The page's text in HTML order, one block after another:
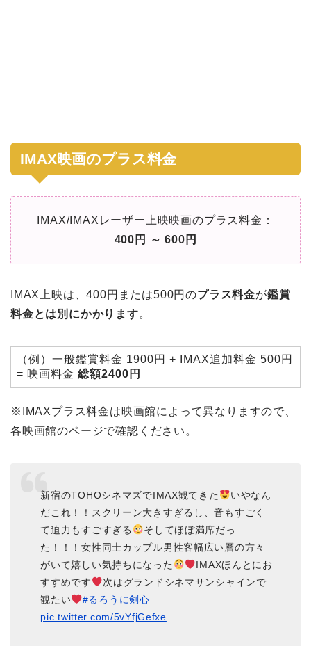
IMAX映画のプラス料金
IMAX/IMAXレーザー上映映画のプラス料金：
400円 ～ 600円
IMAX上映は、400円または500円のプラス料金が鑑賞
料金とは別にかかります。
（例）一般鑑賞料金 1900円 + IMAX追加料金 500円
= 映画料金 総額2400円
※IMAXプラス料金は映画館によって異なりますので、
各映画館のページで確認ください。
新宿のTOHOシネマズでIMAX観てきた
いやなん
だこれ！！スクリーン大きすぎるし、音もすごく
て迫力もすごすぎる
そしてほぼ満席だっ
た！！！女性同士カップル男性客幅広い層の方々
がいて嬉しい気持ちになった
IMAXほんとにお
すすめです
次はグランドシネマサンシャインで
観たい
#るろうに剣心
pic.twitter.com/5vYfjGefxe